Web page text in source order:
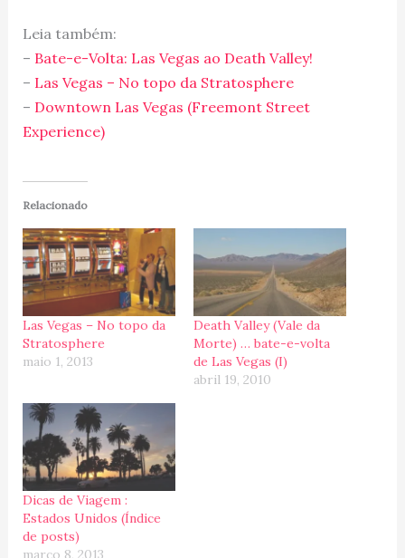
Leia também:
– Bate-e-Volta: Las Vegas ao Death Valley!
– Las Vegas – No topo da Stratosphere
– Downtown Las Vegas (Freemont Street
Experience)
Relacionado
Las Vegas – No topo da
Stratosphere
maio 1, 2013
Death Valley (Vale da
Morte) … bate-e-volta
de Las Vegas (I)
abril 19, 2010
Dicas de Viagem :
Estados Unidos (Índice
de posts)
março 8, 2013